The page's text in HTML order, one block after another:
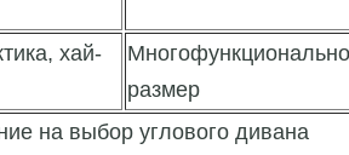
хай-
размер
на выбор углового дивана